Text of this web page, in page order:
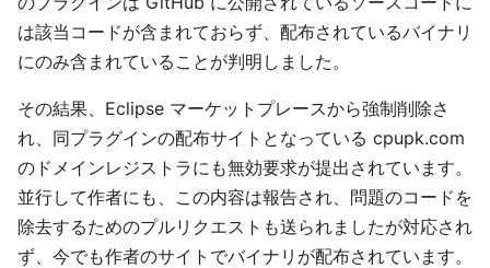
は該当コードが含まれておらず、配布されているバイナリ
にのみ含まれていることが判明しました。
その結果、Eclipse マーケットプレースから強制削除さ
れ、同プラグインの配布サイトとなっている cpupk.com
のドメインレジストラにも無効要求が提出されています。
並行して作者にも、この内容は報告され、問題のコードを
除去するためのプルリクエストも送られましたが対応され
ず、今でも作者のサイトでバイナリが配布されています。